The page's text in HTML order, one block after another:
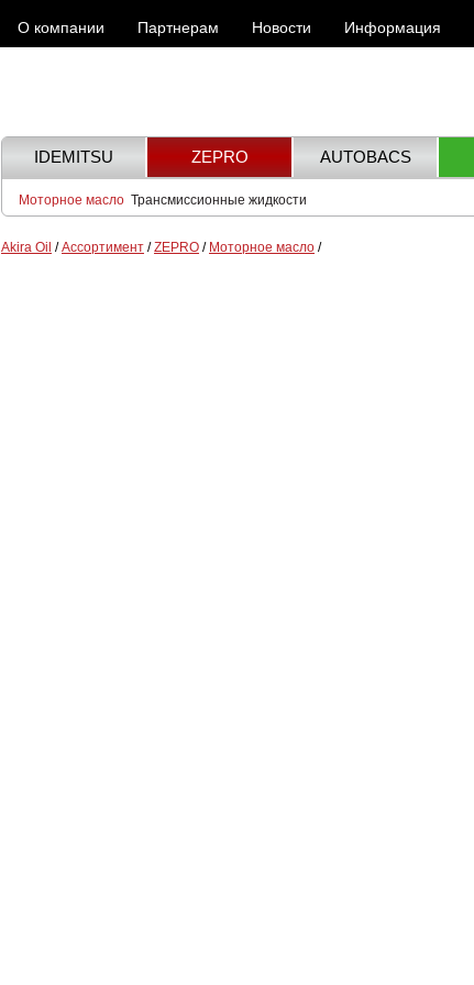
О компании Партнерам Новости Информация
IDEMITSU ZEPRO AUTOBACS
Моторное масло Трансмиссионные жидкости
Akira Oil /Ассортимент /ZEPRO / Моторное масло /